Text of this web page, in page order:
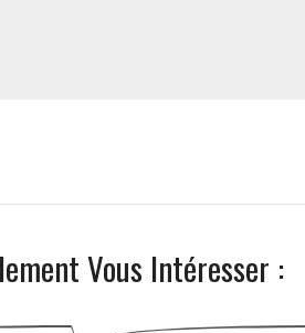
Vous Intéresser :